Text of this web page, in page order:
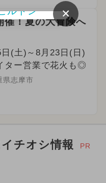
イベント
催！夏の大冒険へ
日(土)～8月23日(日)
ター営業で花火も◎
県志摩市
チオシ情報 PR
×